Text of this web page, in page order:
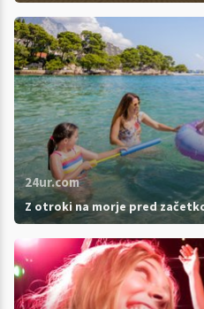
24ur.com
Z otroki na morje pred